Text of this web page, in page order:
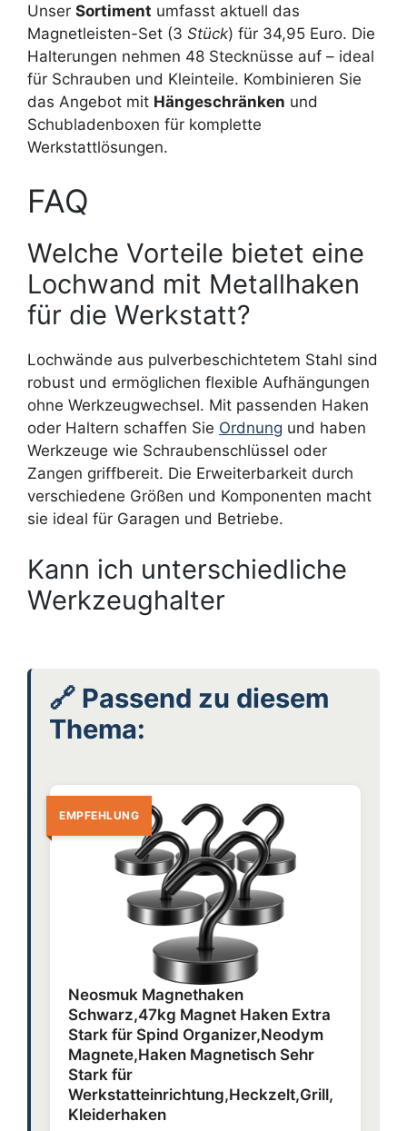
Unser Sortiment umfasst aktuell das
Magnetleisten-Set (3 Stück) für 34,95 Euro. Die
Halterungen nehmen 48 Stecknüsse auf – ideal
für Schrauben und Kleinteile. Kombinieren Sie
das Angebot mit Hängeschränken und
Schubladenboxen für komplette
Werkstattlösungen.
FAQ
Welche Vorteile bietet eine
Lochwand mit Metallhaken
für die Werkstatt?
Lochwände aus pulverbeschichtetem Stahl sind
robust und ermöglichen flexible Aufhängungen
ohne Werkzeugwechsel. Mit passenden Haken
oder Haltern schaffen Sie Ordnung und haben
Werkzeuge wie Schraubenschlüssel oder
Zangen griffbereit. Die Erweiterbarkeit durch
verschiedene Größen und Komponenten macht
sie ideal für Garagen und Betriebe.
Kann ich unterschiedliche
Werkzeughalter
🔗 Passend zu diesem
Thema:
EMPFEHLUNG
Neosmuk Magnethaken
Schwarz,47kg Magnet Haken Extra
Stark für Spind Organizer,Neodym
Magnete,Haken Magnetisch Sehr
Stark für
Werkstatteinrichtung,Heckzelt,Grill,
Kleiderhaken